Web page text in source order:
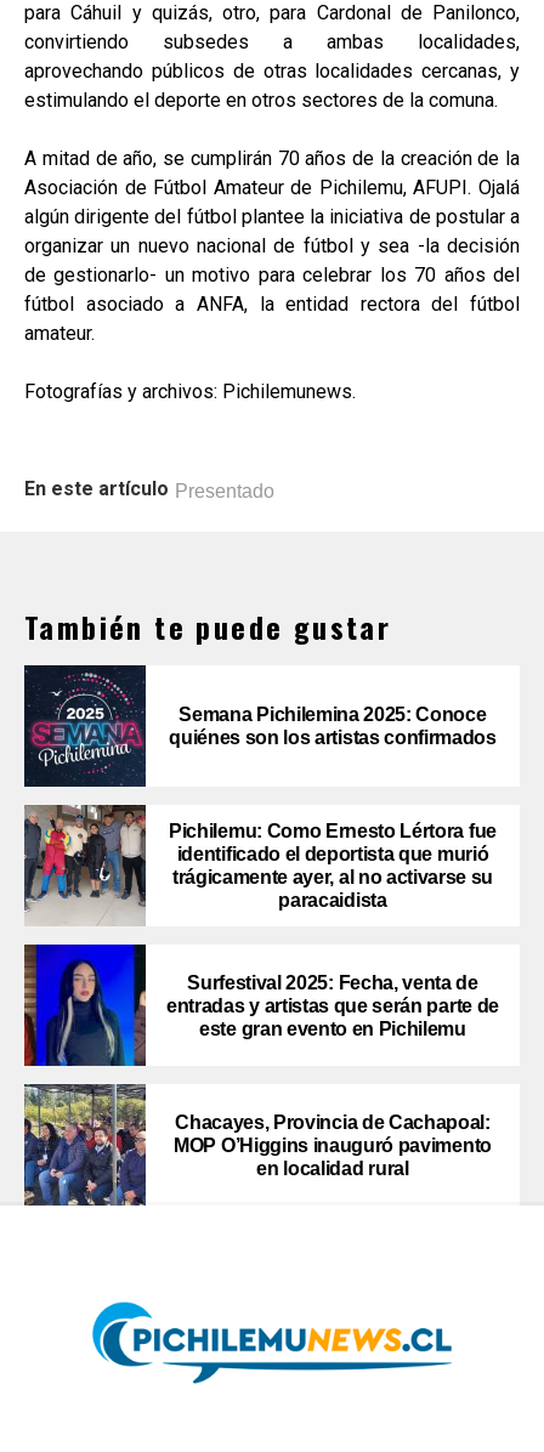
para Cáhuil y quizás, otro, para Cardonal de Panilonco,
convirtiendo subsedes a ambas localidades,
aprovechando públicos de otras localidades cercanas, y
estimulando el deporte en otros sectores de la comuna.
A mitad de año, se cumplirán 70 años de la creación de la
Asociación de Fútbol Amateur de Pichilemu, AFUPI. Ojalá
algún dirigente del fútbol plantee la iniciativa de postular a
organizar un nuevo nacional de fútbol y sea -la decisión
de gestionarlo- un motivo para celebrar los 70 años del
fútbol asociado a ANFA, la entidad rectora del fútbol
amateur.
Fotografías y archivos: Pichilemunews.
En este artículo Presentado
También te puede gustar
Semana Pichilemina 2025: Conoce
quiénes son los artistas confirmados
Pichilemu: Como Ernesto Lértora fue
identificado el deportista que murió
trágicamente ayer, al no activarse su
paracaidista
Surfestival 2025: Fecha, venta de
entradas y artistas que serán parte de
este gran evento en Pichilemu
Chacayes, Provincia de Cachapoal:
MOP O’Higgins inauguró pavimento
en localidad rural